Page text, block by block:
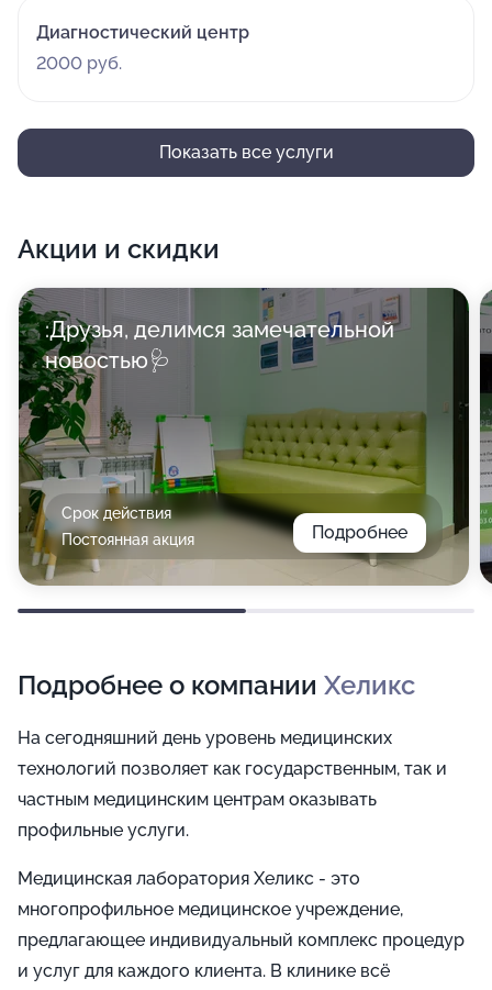
Диагностический центр
2000 руб.
Показать все услуги
Акции и скидки
:Друзья, делимся замечательной
новостью🩺
Срок действия
Постоянная акция
Подробнее
Подробнее о компании Хеликс
На сегодняшний день уровень медицинских
технологий позволяет как государственным, так и
частным медицинским центрам оказывать
профильные услуги.
Медицинская лаборатория Хеликс - это
многопрофильное медицинское учреждение,
предлагающее индивидуальный комплекс процедур
и услуг для каждого клиента. В клинике всё